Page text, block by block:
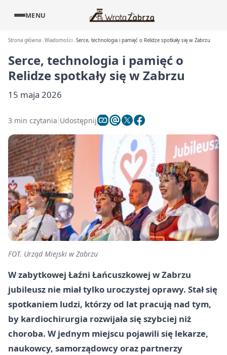
MENU
Strona główna Wiadomości Serce, technologia i pamięć o Relidze spotkały się w Zabrzu
Serce, technologia i pamięć o
Relidze spotkały się w Zabrzu
15 maja 2026
3 min czytania Udostępnij
FOT. Urząd Miejski w Zabrzu
W zabytkowej Łaźni Łańcuszkowej w Zabrzu
jubileusz nie miał tylko uroczystej oprawy. Stał się
spotkaniem ludzi, którzy od lat pracują nad tym,
by kardiochirurgia rozwijała się szybciej niż
choroba. W jednym miejscu pojawili się lekarze,
naukowcy, samorządowcy oraz partnerzy